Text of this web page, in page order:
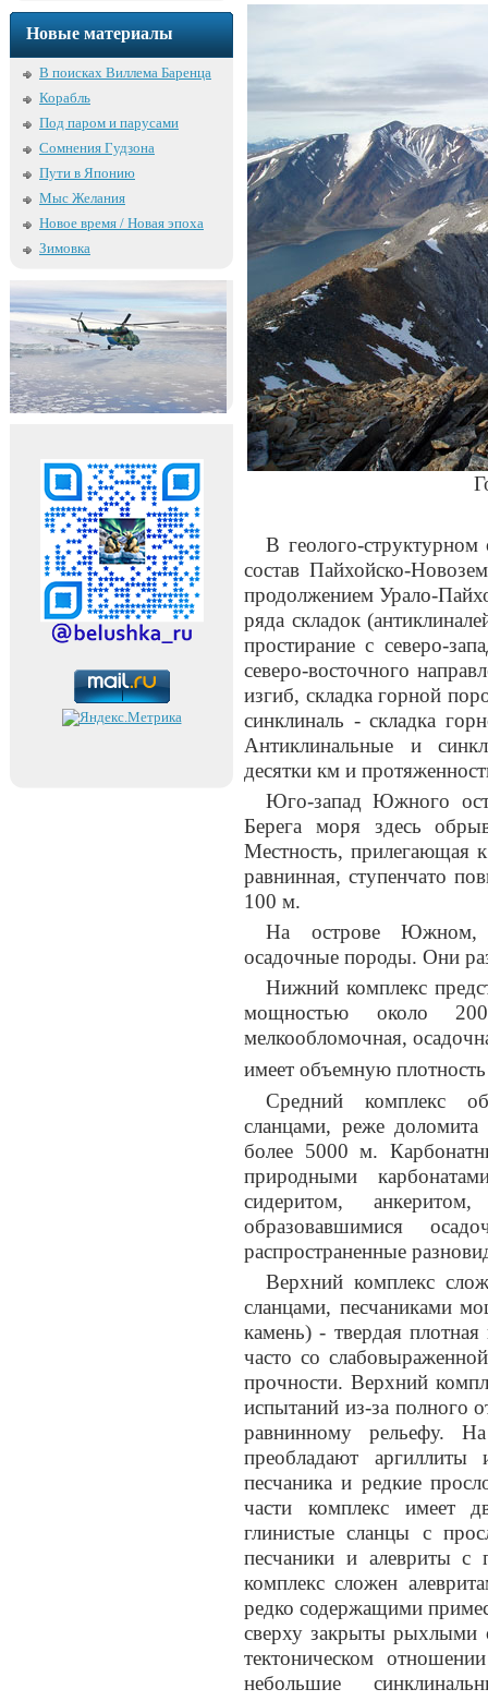
Новые материалы
В поисках Виллема Баренца
Корабль
Под паром и парусами
Сомнения Гудзона
Пути в Японию
Мыс Желания
Новое время / Новая эпоха
Зимовка
В геолого-
состав Пайхойско-
продолжением Урало-
ряда складок
простирание с северо-
северо-восточного
изгиб, складка горной
синклиналь - складка
Антиклинальные и
десятки км и
Юго-запад Южного
Берега моря здесь
Местность, прилегающая
равнинная, ступенчато
100 м.
На острове Южном,
осадочные породы. Они
Нижний комплекс
мощностью около
мелкообломочная,
имеет объемную
Средний комплекс
сланцами, реже
более 5000 м.
природными
сидеритом,
образовавшимися
распространенные
Верхний комплекс
сланцами, песчаниками
камень) - твердая
часто со
прочности. Верхний
испытаний из-за полного
равнинному рельефу.
преобладают
песчаника и редкие
части комплекс имеет
глинистые сланцы с
песчаники и алевриты с
комплекс сложен
редко содержащими
сверху закрыты
тектоническом
небольшие